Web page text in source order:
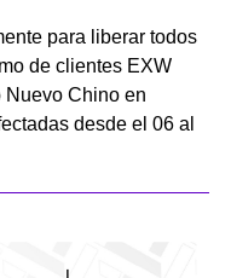
para liberar todos
de clientes EXW
Nuevo Chino en
desde el 06 al